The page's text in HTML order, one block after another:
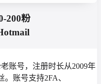
200粉
账号，注册时长从2009年
。账号支持2FA、